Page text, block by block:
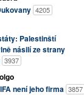
4205
Palestinští
násilí ze strany
3937
není jeho firma 3857